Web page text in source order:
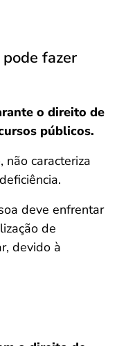
fazer
o direito de
públicos.
não caracteriza
deve enfrentar
de
devido à